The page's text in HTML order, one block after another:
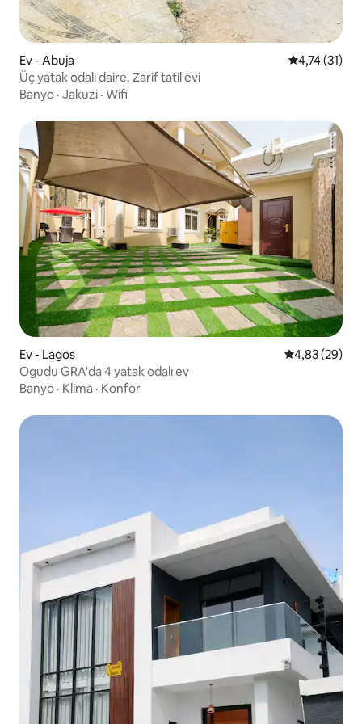
Ev - Abuja 5 üzerinden
4,74 (31)
Üç yatak odalı daire. Zarif tatil evi
Banyo · Jakuzi · Wifi
Ev - Lagos 5 üzerinden
4,83 (29)
Ogudu GRA'da 4 yatak odalı ev
Banyo · Klima · Konfor